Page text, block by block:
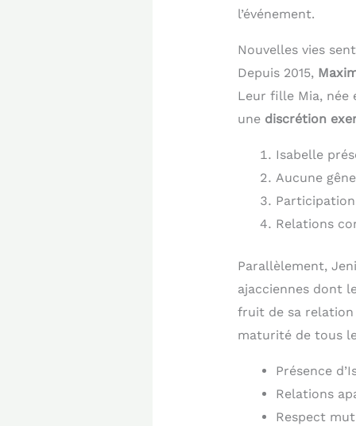
l’événement.
Nouvelles vies
Depuis 2015,
Leur fille Mia, née
une discrétion
Isabelle
Aucune
Relations
Parallèlement,
ajacciennes dont
fruit de sa relation
maturité de tous
Présence
Relations
Respect